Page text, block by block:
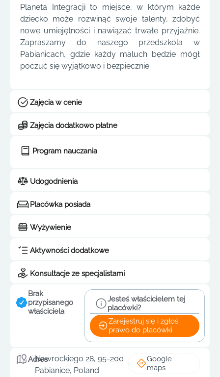
Planeta Integracji to miejsce, w którym każde
dziecko może rozwinąć swoje talenty, zdobyć
nowe umiejętności i nawiązać trwałe przyjaźnie.
Zapraszamy do naszego przedszkola w
Pabianicach, gdzie każdy maluch będzie mógł
poczuć się wyjątkowo i bezpiecznie.
Zajęcia w cenie
Zajęcia dodatkowo płatne
Program nauczania
Udogodnienia
Placówka posiada
Wyżywienie
Aktywności dodatkowe
Konsultacje ze specjalistami
Brak
przypisanego
właściciela
Jesteś właścicielem tej
placówki?
Zarejestruj się i zgłoś
prawo do placówki
Adres
Nawrockiego 28, 95-200
Pabianice, Poland
Google
maps